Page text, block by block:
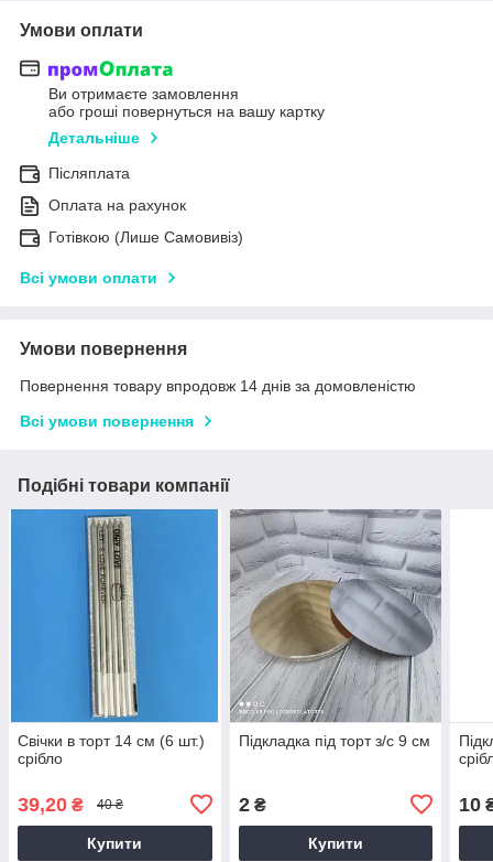
Умови оплати
Ви отримаєте замовлення
або гроші повернуться на вашу картку
Детальніше
Післяплата
Оплата на рахунок
Готівкою (Лише Самовивіз)
Всі умови оплати
Умови повернення
Повернення товару впродовж 14 днів за домовленістю
Всі умови повернення
Подібні товари компанії
Свічки в торт 14 см (6 шт.)
срібло
39,20 ₴ 40 ₴
Купити
Підкладка під торт з/с 9 см
2₴
Купити
10